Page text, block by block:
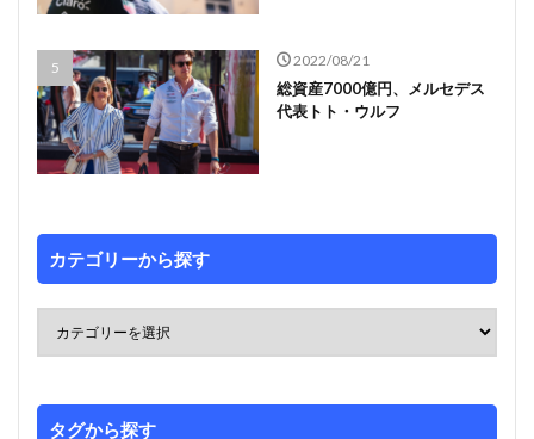
2022/08/21
総資産7000億円、メルセデス
代表トト・ウルフ
カテゴリーから探す
タグから探す